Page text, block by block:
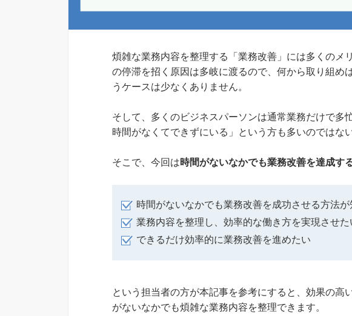
煩雑な業務内容を整理する「業務改善」には多くのメ
の停滞を招く原因は多岐に渡るので、何から取り組め
うケースは少なくありません。
そして、多くのビジネスパーソンは通常業務だけで多
時間がなくてできずにいる」という方も多いのではな
そこで、今回は時間がないなかでも業務改善を達成す
時間がないなかでも業務改善を成功させる方法が
業務内容を整理し、効率的な働き方を実現させた
できるだけ効率的に業務改善を進めたい
という担当者の方が本記事を参考にすると、効果の高
がないなかでも煩雑な業務内容を整理できます。